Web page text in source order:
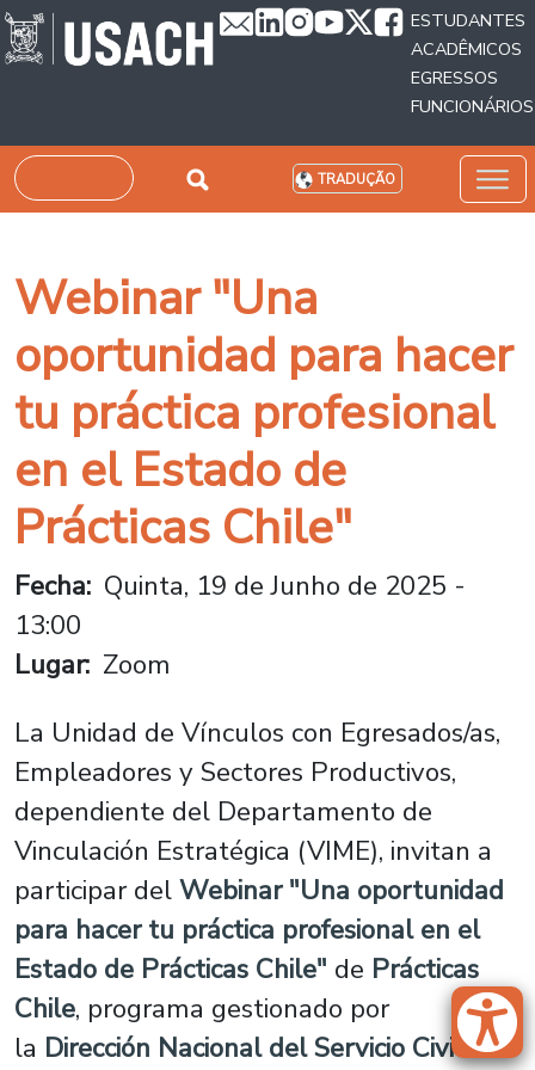
Passar para o conteúdo principal
ESTUDANTES
ACADÊMICOS
EGRESSOS
FUNCIONÁRIOS
Pesquisar TRADUÇÃO
Webinar "Una
oportunidad para hacer
tu práctica profesional
en el Estado de
Prácticas Chile"
Fecha Quinta, 19 de Junho de 2025 -
13:00
Lugar Zoom
La Unidad de Vínculos con Egresados/as,
Empleadores y Sectores Productivos,
dependiente del Departamento de
Vinculación Estratégica (VIME), invitan a
participar delWebinar "Una oportunidad
para hacer tu práctica profesional en el
Estado de Prácticas Chile" de Prácticas
Chile, programa gestionado por
la Dirección Nacional del Servicio Civil.